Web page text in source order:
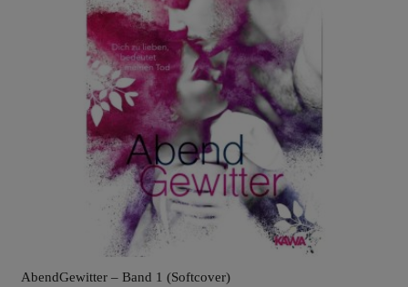
AbendGewitter – Band 1 (Softcover)